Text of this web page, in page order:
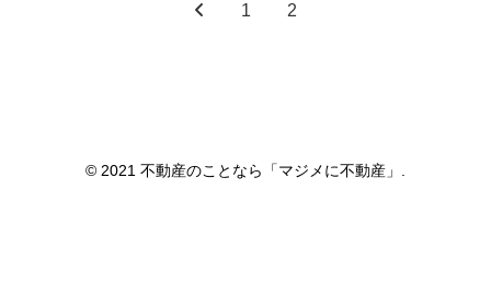
1 2
© 2021 不動産のことなら「マジメに不動産」.